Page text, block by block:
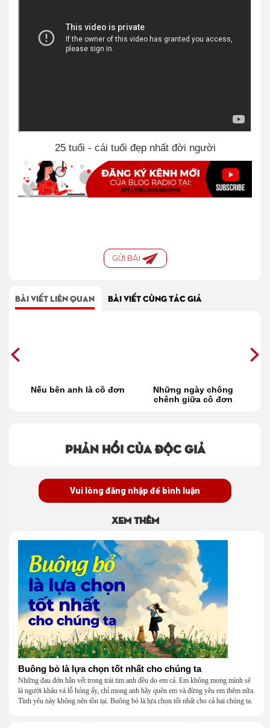
25 tuổi - cái tuổi đẹp nhất đời người
GỬI BÀI
BÀI VIẾT LIÊN QUAN BÀI VIẾT CÙNG TÁC GIẢ
Nếu bên anh là cô đơn
Những ngày chông
chênh giữa cô đơn
Phản hồi của độc giả
Vui lòng đăng nhập để bình luận
Xem thêm
Buông bỏ là lựa chọn tốt nhất cho chúng ta
Những đau đớn hằn vết trong trái tim anh đều do em cả. Em không mong mình sẽ
là người khâu vá lỗ hỏng ấy, chỉ mong anh hãy quên em và đừng yêu em thêm nữa.
Tình yêu này không nên tồn tại. Buông bỏ là lựa chọn tốt nhất cho cả hai chúng ta.